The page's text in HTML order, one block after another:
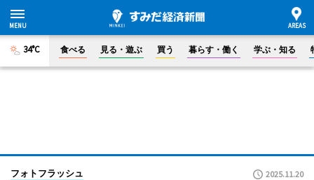
34°C 食べる 見る・遊ぶ 買う 暮らす・働く 学ぶ・知る
フォトフラッシュ 2025.11.20